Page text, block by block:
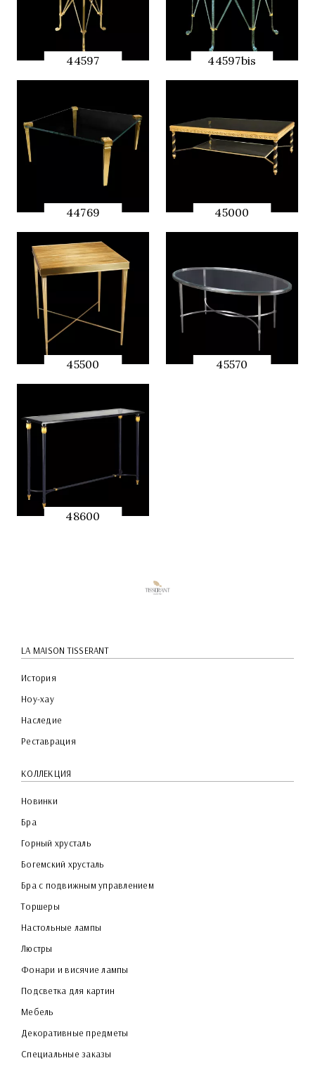
44597
QUICK
44597bis
QUICK
44769
QUICK
PREVIEW
45000
QUICK
45500
QUICK
45570
48600
LA MAISON TISSERANT
История
Ноу-хау
Наследие
Реставрация
КОЛЛЕКЦИЯ
Новинки
Бра
Горный хрусталь
Богемский хрусталь
Бра с подвижным управлением
Торшеры
Настольные лампы
Люстры
Фонари и висячие лампы
Подсветка для картин
Мебель
Декоративные предметы
Специальные заказы